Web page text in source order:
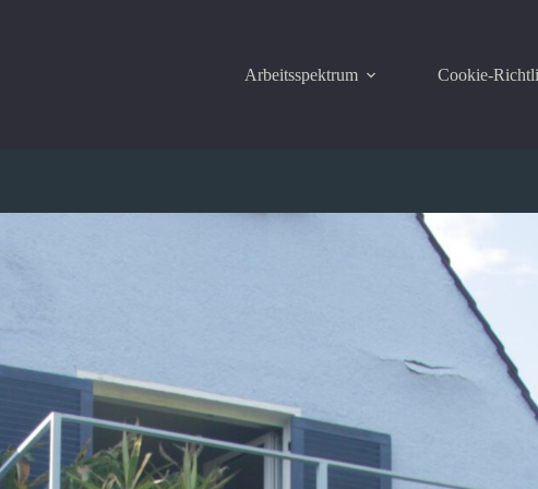
Arbeitsspektrum
Cookie-